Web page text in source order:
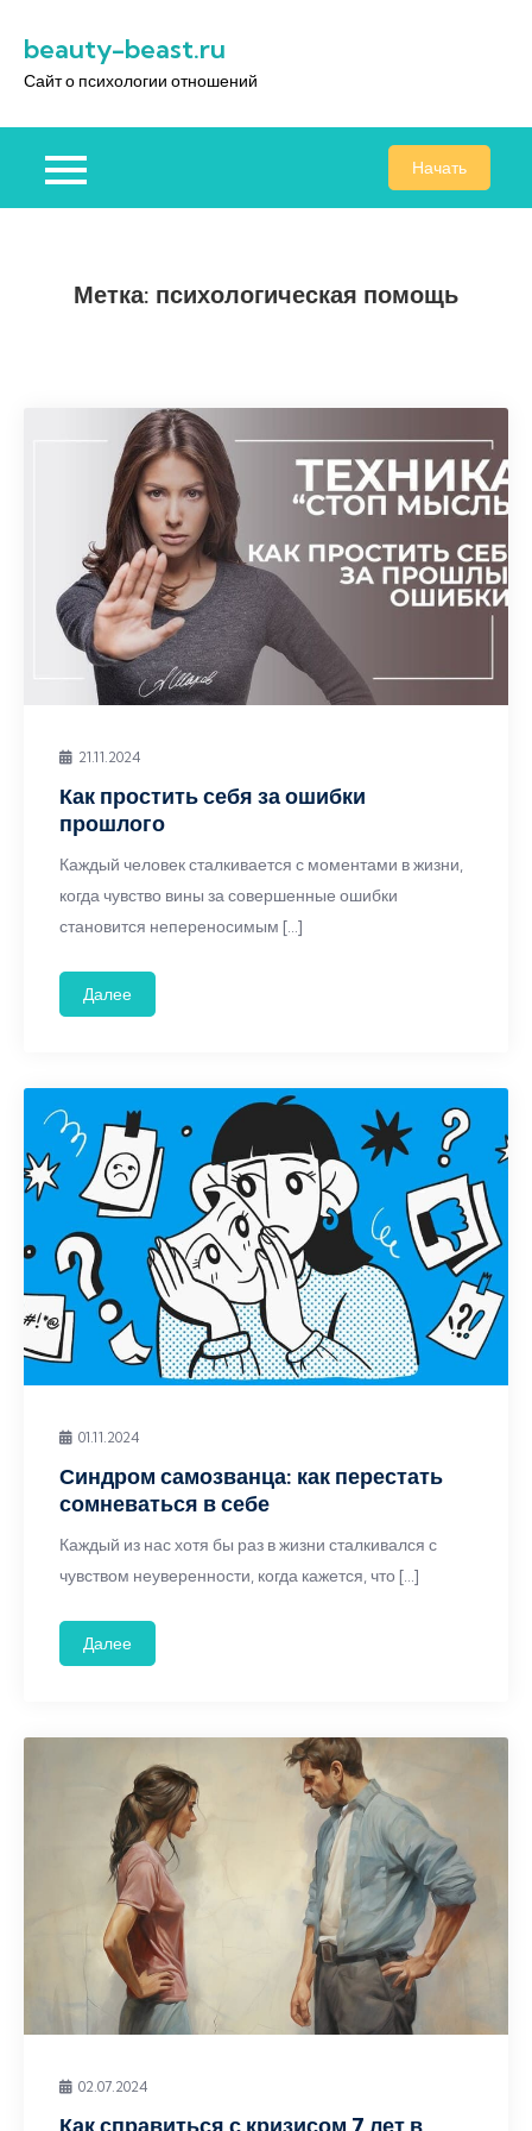
содержимому
beauty-beast.ru
Сайт о психологии отношений
Начать
Метка: психологическая помощь
21.11.2024
Как простить себя за ошибки
прошлого
Каждый человек сталкивается с моментами в жизни,
когда чувство вины за совершенные ошибки
становится непереносимым […]
Далее
01.11.2024
Синдром самозванца: как перестать
сомневаться в себе
Каждый из нас хотя бы раз в жизни сталкивался с
чувством неуверенности, когда кажется, что […]
Далее
02.07.2024